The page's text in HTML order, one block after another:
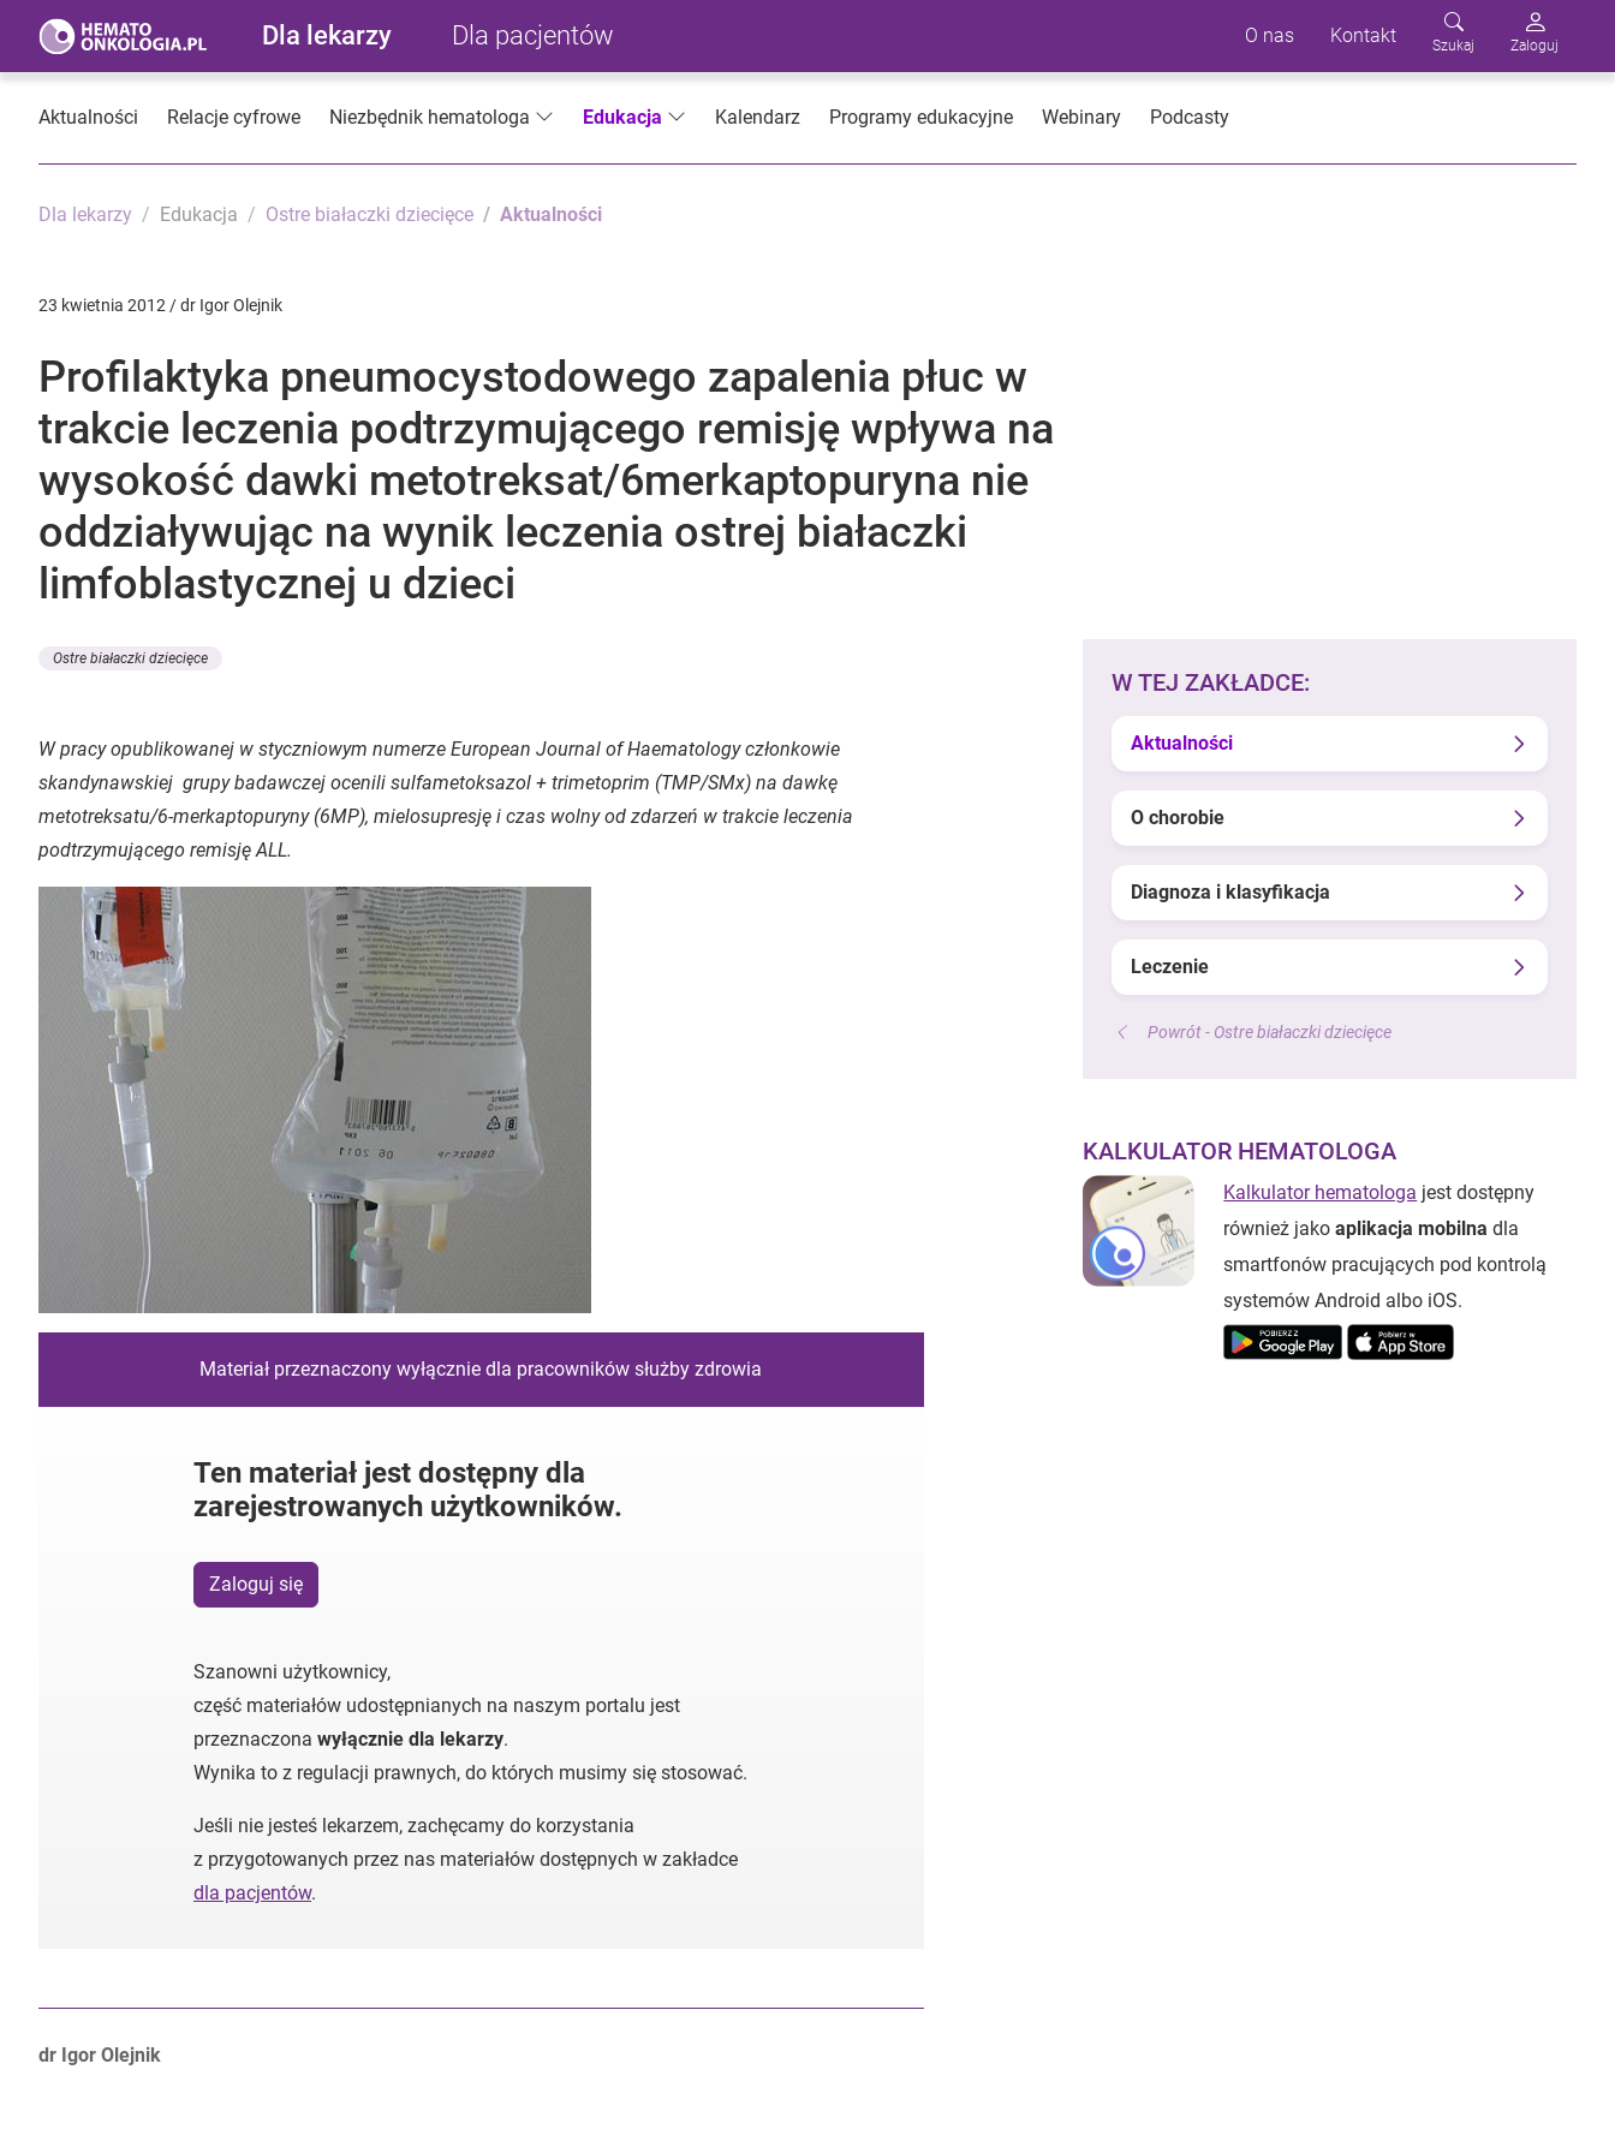
Dla lekarzy Dla pacjentów O nas Kontakt Szukaj Zaloguj
Aktualności Relacje cyfrowe Niezbędnik hematologa Edukacja Kalendarz Programy edukacyjne Webinary Podcasty
Dla lekarzy Edukacja Ostre białaczki dziecięce Aktualności
23 kwietnia 2012 / dr Igor Olejnik
Profilaktyka pneumocystodowego zapalenia płuc w
trakcie leczenia podtrzymującego remisję wpływa na
wysokość dawki metotreksat/6merkaptopuryna nie
oddziaływując na wynik leczenia ostrej białaczki
limfoblastycznej u dzieci
Ostre białaczki dziecięce
W pracy opublikowanej w styczniowym numerze European Journal of Haematology członkowie
skandynawskiej grupy badawczej ocenili sulfametoksazol + trimetoprim (TMP/SMx) na dawkę
metotreksatu/6-merkaptopuryny (6MP), mielosupresję i czas wolny od zdarzeń w trakcie leczenia
podtrzymującego remisję ALL.
Materiał przeznaczony wyłącznie dla pracowników służby zdrowia
Ten materiał jest dostępny dla
zarejestrowanych użytkowników.
Zaloguj się
Szanowni użytkownicy,
część materiałów udostępnianych na naszym portalu jest
przeznaczona wyłącznie dla lekarzy.
Wynika to z regulacji prawnych, do których musimy się stosować.
Jeśli nie jesteś lekarzem, zachęcamy do korzystania
z przygotowanych przez nas materiałów dostępnych w zakładce
dla pacjentów.
Autorzy:
dr Igor Olejnik
W TEJ ZAKŁADCE:
Aktualności
O chorobie
Diagnoza i klasyfikacja
Leczenie
Powrót - Ostre białaczki dziecięce
KALKULATOR HEMATOLOGA
Kalkulator hematologa jest dostępny
również jakoaplikacja mobilna dla
smartfonów pracujących pod kontrolą
systemów Android albo iOS.